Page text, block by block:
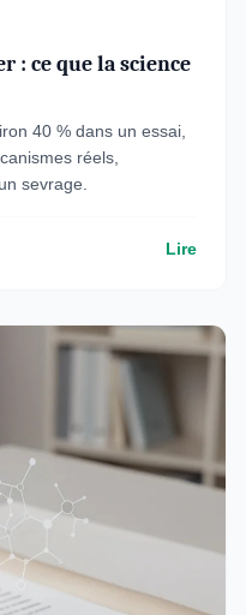
: ce que la science
40 % dans un essai,
réels,
sevrage.
Lire